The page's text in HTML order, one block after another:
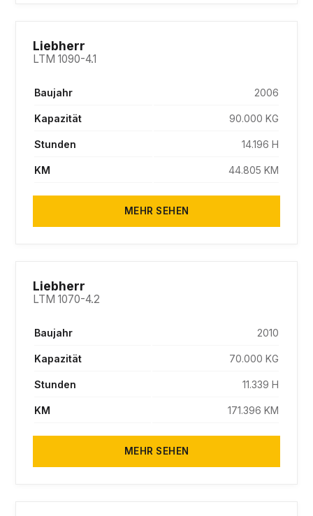
Liebherr
LTM 1090-4.1
Baujahr 2006
Kapazität 90.000 KG
Stunden 14.196 H
KM 44.805 KM
MEHR SEHEN
Liebherr
LTM 1070-4.2
Baujahr 2010
Kapazität 70.000 KG
Stunden 11.339 H
KM 171.396 KM
MEHR SEHEN